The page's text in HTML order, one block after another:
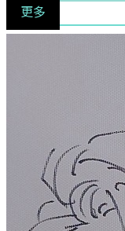
更多